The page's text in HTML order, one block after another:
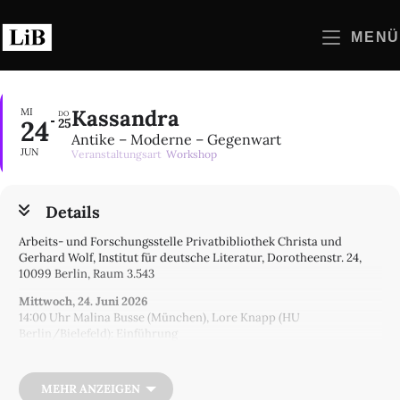
Inhalt
springen
MENÜ
MI
24
JUN
DO
25Kassandra
Antike – Moderne – Gegenwart
Veranstaltungsart Workshop
Details
Arbeits- und Forschungsstelle Privatbibliothek Christa und
Gerhard Wolf, Institut für deutsche Literatur, Dorotheenstr. 24,
10099 Berlin, Raum 3.543
Mittwoch, 24. Juni 2026
14:00 Uhr Malina Busse (München), Lore Knapp (HU
Berlin/Bielefeld): Einführung
15:15 Uhr Marta Lietti (FU Berlin/Gent): Körperlichkeit und
MEHR ANZEIGEN